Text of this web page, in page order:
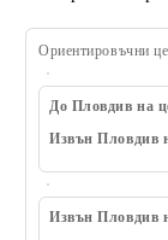
Ориентировъчни
До Пловдив на
Извън Пловдив
Извън Пловдив